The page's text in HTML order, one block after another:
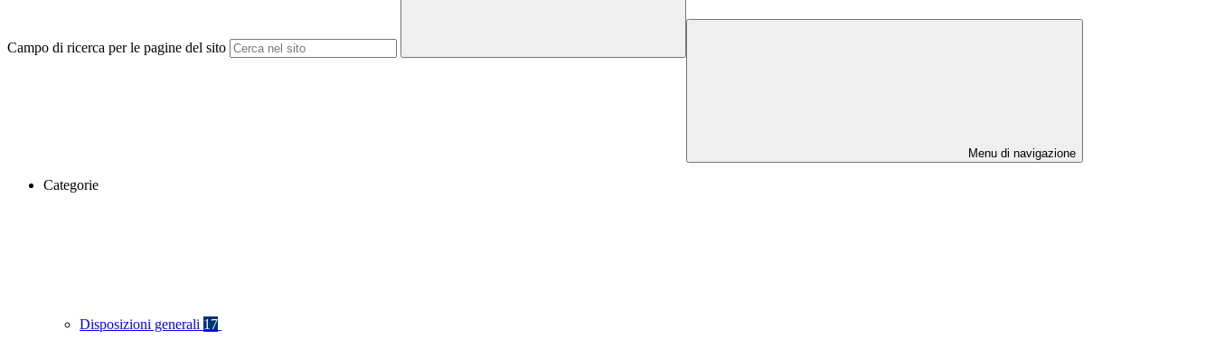
Campo di ricerca per le pagine del sito
Menu di navigazione
Categorie
Disposizioni generali 17